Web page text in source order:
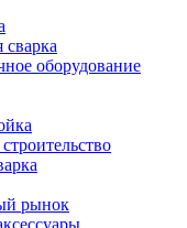
сварка
оборудование
рынок